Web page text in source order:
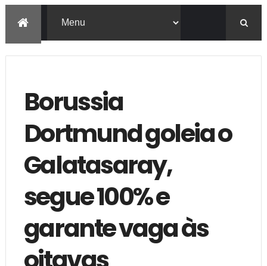
Borussia
Dortmund goleia o
Galatasaray,
segue 100% e
garante vaga às